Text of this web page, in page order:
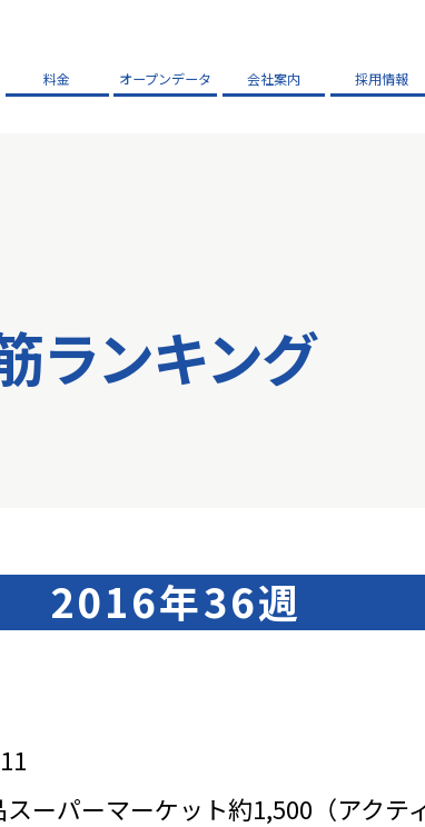
料金 オープンデータ 会社案内 採用情報
ランキング
2016年36週
ーパーマーケット約1,500（アクテ